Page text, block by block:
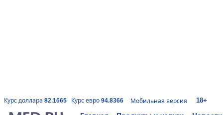
Курс доллара 82.1665 Курс евро 94.8366 Мобильная версия 18+